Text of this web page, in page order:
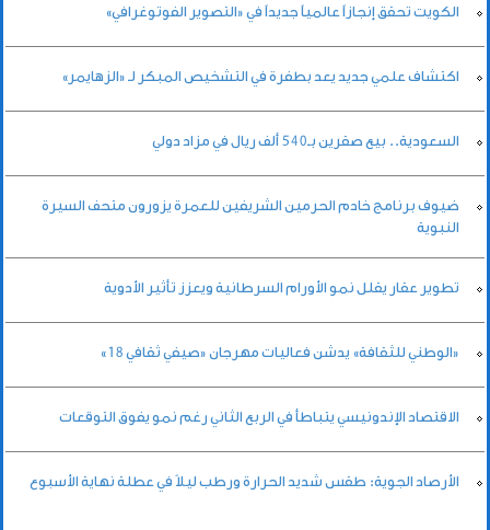
الكويت تحقق إنجازاً عالمياً جديداً في «التصوير الفوتوغرافي»
اكتشاف علمي جديد يعد بطفرة في التشخيص المبكر لـ «الزهايمر»
السعودية.. بيع صقرين بـ540 ألف ريال في مزاد دولي
ضيوف برنامج خادم الحرمين الشريفين للعمرة يزورون متحف السيرة
النبوية
تطوير عقار يقلل نمو الأورام السرطانية ويعزز تأثير الأدوية
«الوطني للثقافة» يدشن فعاليات مهرجان «صيفي ثقافي 18»
الاقتصاد الإندونيسي يتباطأ في الربع الثاني رغم نمو يفوق التوقعات
الأرصاد الجوية: طقس شديد الحرارة ورطب ليلاً في عطلة نهاية الأسبوع